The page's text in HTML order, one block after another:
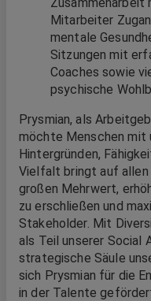
Mitarbeiter
mentale
Sitzungen mit
Coaches sowie
psychische
Prysmian, als
möchte Menschen mit
Hintergründen,
Vielfalt bringt auf allen
großen Mehrwert,
zu erschließen und
Stakeholder. Mit
als Teil unserer Social
strategische Säule
sich Prysmian für die
in der Talente